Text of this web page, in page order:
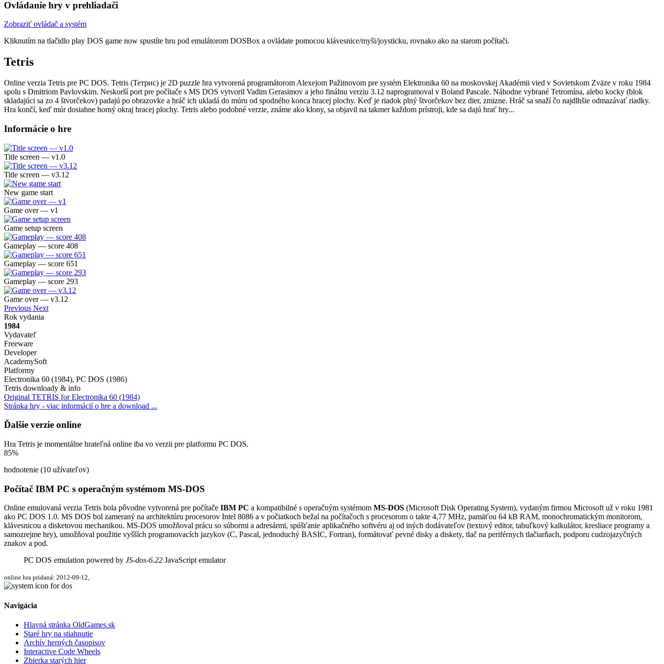
Ovládanie hry v prehliadači
Zobraziť ovládač a systém
Kliknutím na tlačidlo play DOS game now spustíte hru pod emulátorom DOSBox a ovládate pomocou klávesnice/myši/joysticku, rovnako ako na starom počítači.
Tetris
Online verzia Tetris pre PC DOS. Tetris (Тетрис) je 2D puzzle hra vytvorená programátorom Alexejom Pažitnovom pre systém Elektronika 60 na moskovskej Akadémii vied v Sovietskom Zväze v roku 1984
spolu s Dmitriom Pavlovskim. Neskorší port pre počítače s MS DOS vytvoril Vadim Gerasimov a jeho finálnu verziu 3.12 naprogramoval v Boland Pascale. Náhodne vybrané Tetromína, alebo kocky (blok
skladajúci sa zo 4 štvorčekov) padajú po obrazovke a hráč ich ukladá do múru od spodného konca hracej plochy. Keď je riadok plný štvorčekov bez dier, zmizne. Hráč sa snaží čo najdlhšie odmazávať riadky.
Hra končí, keď múr dosiahne horný okraj hracej plochy. Tetris alebo podobné verzie, známe ako klony, sa objavil na takmer každom prístroji, kde sa dajú hrať hry...
Informácie o hre
Title screen — v1.0
Title screen — v3.12
New game start
Game over — v1
Game setup screen
Gameplay — score 408
Gameplay — score 651
Gameplay — score 293
Game over — v3.12
Previous Next
Rok vydania
1984
Vydavateľ
Freeware
Developer
AcademySoft
Platformy
Electronika 60 (1984), PC DOS (1986)
Tetris downloady & info
Original TETRIS for Electronika 60 (1984)
Stránka hry - viac informácií o hre a download ...
Ďalšie verzie online
Hra Tetris je momentálne hrateľná online iba vo verzii pre platformu PC DOS.
85%
hodnotenie (10 užívateľov)
Počítač IBM PC s operačným systémom MS-DOS
Online emulovaná verzia Tetris bola pôvodne vytvorená pre počítače IBM PC a kompatibilné s operačným systémom MS-DOS (Microsoft Disk Operating System), vydaným firmou Microsoft už v roku 1981
ako PC DOS 1.0. MS DOS bol zameraný na architektúru procesorov Intel 8086 a v počiatkoch bežal na počítačoch s procesorom o takte 4,77 MHz, pamäťou 64 kB RAM, monochromatickým monitorom,
klávesnicou a disketovou mechanikou. MS-DOS umožňoval prácu so súbormi a adresármi, spúšťanie aplikačného softvéru aj od iných dodávateľov (textový editor, tabuľkový kalkulátor, kresliace programy a
samozrejme hry), umožňoval použitie vyšších programovacích jazykov (C, Pascal, jednoduchý BASIC, Fortran), formátovať pevné disky a diskety, tlač na periférnych tlačiarňach, podporu cudzojazyčných
znakov a pod.
PC DOS emulation powered by JS-dos-6.22 JavaScript emulator
online hra pridaná: 2012-09-12,
Navigácia
Hlavná stránka OldGames.sk
Staré hry na stiahnutie
Archív herných časopisov
Interactive Code Wheels
Zbierka starých hier